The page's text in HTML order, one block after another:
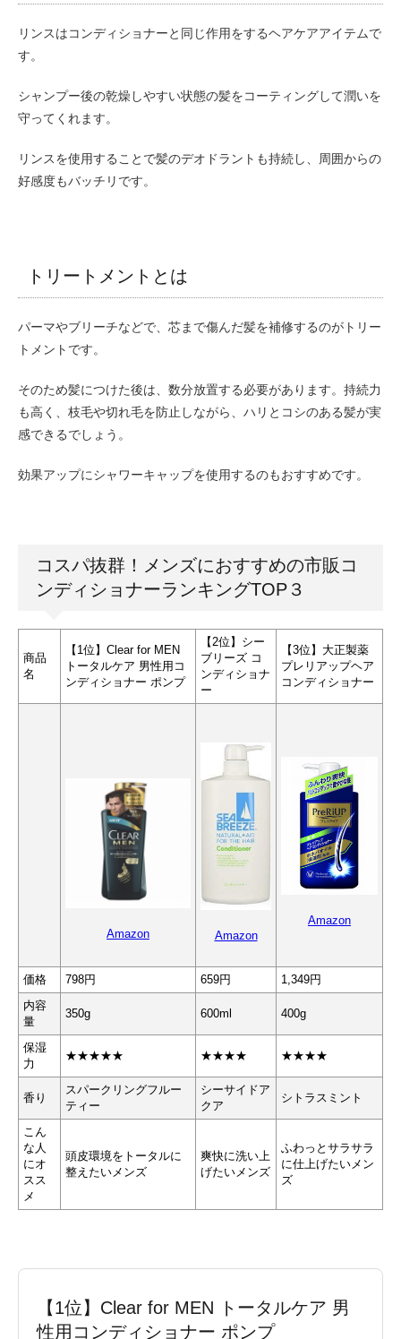
リンスはコンディショナーと同じ作用をするヘアケアアイテムで
す。
シャンプー後の乾燥しやすい状態の髪をコーティングして潤いを
守ってくれます。
リンスを使用することで髪のデオドラントも持続し、周囲からの
好感度もバッチリです。
トリートメントとは
パーマやブリーチなどで、芯まで傷んだ髪を補修するのがトリー
トメントです。
そのため髪につけた後は、数分放置する必要があります。持続力
も高く、枝毛や切れ毛を防止しながら、ハリとコシのある髪が実
感できるでしょう。
効果アップにシャワーキャップを使用するのもおすすめです。
コスパ抜群！メンズにおすすめの市販コ
ンディショナーランキングTOP３
商品
名
【1位】Clear for MEN
トータルケア 男性用コ
ンディショナー ポンプ
【2位】シー
ブリーズ コ
ンディショナ
ー
【3位】大正製薬
プレリアップヘア
コンディショナー
Amazon Amazon
Amazon
価格 798円 659円
1,349円
内容
量
350g 600ml 400g
保湿
力
★★★★★ ★★★★ ★★★★
香り
スパークリングフルー
ティー
シーサイドア
クア
シトラスミント
こん
な人
にオ
スス
メ
頭皮環境をトータルに
整えたいメンズ
爽快に洗い上
げたいメンズ
ふわっとサラサラ
に仕上げたいメン
ズ
【1位】Clear for MEN トータルケア 男
性用コンディショナー ポンプ